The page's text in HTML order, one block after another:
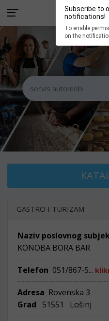
Subscribe to
notifications!
To enable
on the
GASTRO I TURIZAM
Naziv poslovnog
KONOBA BORA BAR
Telefon 051/867-5...
Adresa Rovenska 3
Grad
51551 Lošinj